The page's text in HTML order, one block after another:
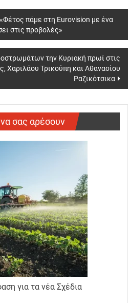
πάμε στη Eurovision με ένα
στις προβολές»
την Κυριακή πρωί στις
Χαριλάου Τρικούπη και Αθανασίου
Ραζικότσικα
σας αρέσουν
για τα νέα Σχέδια